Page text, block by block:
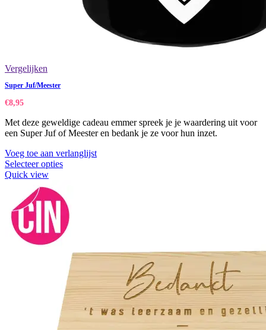
Vergelijken
Super Juf/Meester
€8,95
Met deze geweldige cadeau emmer spreek je je waardering uit voor
een Super Juf of Meester en bedank je ze voor hun inzet.
Voeg toe aan verlanglijst
Selecteer opties
Quick view